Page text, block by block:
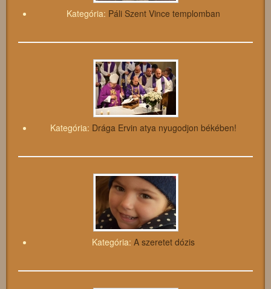
Kategória: Páli Szent Vince templomban
Kategória: Drága Ervin atya nyugodjon békében!
Kategória: A szeretet dózis